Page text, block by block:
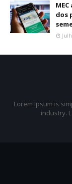
dos
Lorem Ipsum is
industry.